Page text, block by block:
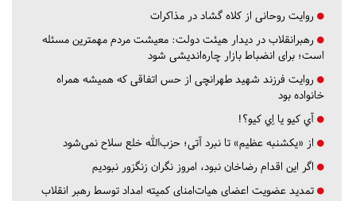
روایت روحانی از کلاه گشاد در مذاکرات
رهبرانقلاب در دیدار هیئت دولت: معیشت مردم مهمترین مسئله
است؛ برای انضباط بازار چاره‌اندیشی شود
روایت فرزند شهید طهرانچی از حس اتفاقی که همیشه همراه
خانواده بود
آي كيو يا اِي كيو؟!
از «یکشنبه عظیم» تا نبرد آتی؛ حزب‌الله خلع سلاح نمی‌شود
اگر این اقدام رضاخان نبود، امروز نگران زنگزور نبودیم
تمدید عضویت اعضای هیات‌امنای کمیته امداد توسط رهبر انقلاب